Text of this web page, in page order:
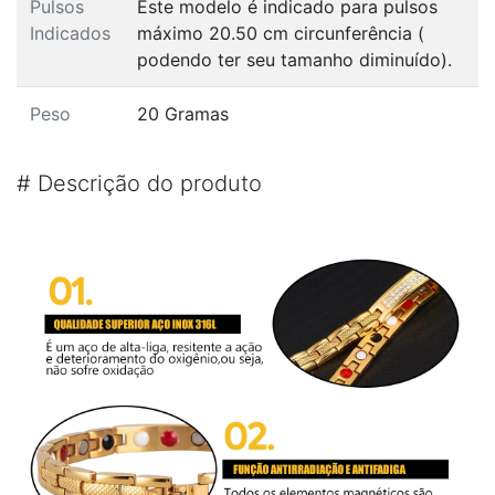
Pulsos
Indicados
Este modelo é indicado para pulsos
máximo 20.50 cm circunferência (
podendo ter seu tamanho diminuído).
Peso 20 Gramas
# Descrição do produto